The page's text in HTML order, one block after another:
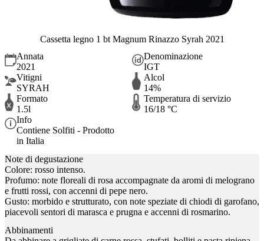
Cassetta legno 1 bt Magnum Rinazzo Syrah 2021
Annata
2021
Denominazione
IGT
Vitigni
SYRAH
Alcol
14%
Formato
1.5l
Temperatura di servizio
16/18 °C
Info
Contiene Solfiti - Prodotto
in Italia
Note di degustazione
Colore: rosso intenso.
Profumo: note floreali di rosa accompagnate da aromi di melograno
e frutti rossi, con accenni di pepe nero.
Gusto: morbido e strutturato, con note speziate di chiodi di garofano,
piacevoli sentori di marasca e prugna e accenni di rosmarino.
Abbinamenti